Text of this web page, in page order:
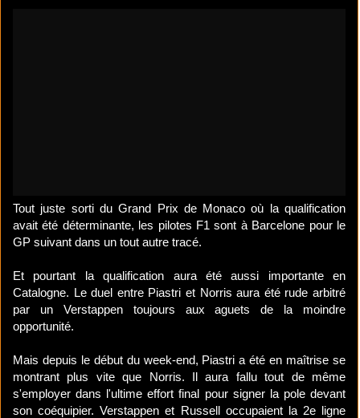
Tout juste sorti du Grand Prix de Monaco où la qualification
avait été déterminante, les pilotes F1 sont à Barcelone pour le
GP suivant dans un tout autre tracé.
Et pourtant la qualification aura été aussi importante en
Catalogne. Le duel entre Piastri et Norris aura été rude arbitré
par un Verstappen toujours aux aguets de la moindre
opportunité.
Mais depuis le début du week-end, Piastri a été en maîtrise se
montrant plus vite que Norris. Il aura fallu tout de même
s'employer dans l'ultime effort final pour signer la pole devant
son coéquipier. Verstappen et Russell occupaient la 2e ligne